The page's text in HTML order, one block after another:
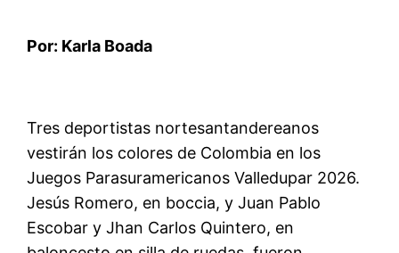
Por: Karla Boada
Tres deportistas nortesantandereanos
vestirán los colores de Colombia en los
Juegos Parasuramericanos Valledupar 2026.
Jesús Romero, en boccia, y Juan Pablo
Escobar y Jhan Carlos Quintero, en